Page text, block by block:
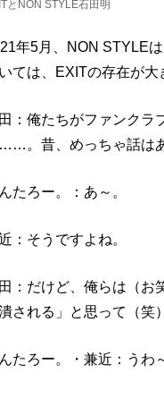
とNON STYLE石田明
年5月、NON STYLE
ては、EXITの存在が大
：俺たちがファンクラ
。昔、めっちゃ話は
たろー。：あ～。
：そうですよね。
：だけど、俺らは（お
される」と思って（笑）
たろー。・兼近：うわ